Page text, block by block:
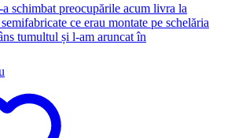
schimbat preocupările acum livra la
ce erau montate pe schelăria
tumultul și l-am aruncat în